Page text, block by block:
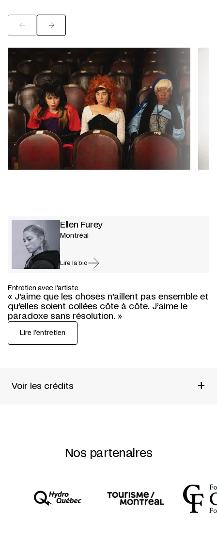
©
Ellen Furey
Montréal
Lire la bio
Entretien avec l'artiste
« J’aime que les choses n’aillent pas ensemble et
qu’elles soient collées côte à côte. J’aime le
paradoxe sans résolution. »
Lire l’entretien
Voir les crédits +
Ellen Furey + Romy Lightman + Alanna Stuart
Conception sonoreChristopher Willes
Regard extérieur
Technique Anthony Allan
Nos partenaires